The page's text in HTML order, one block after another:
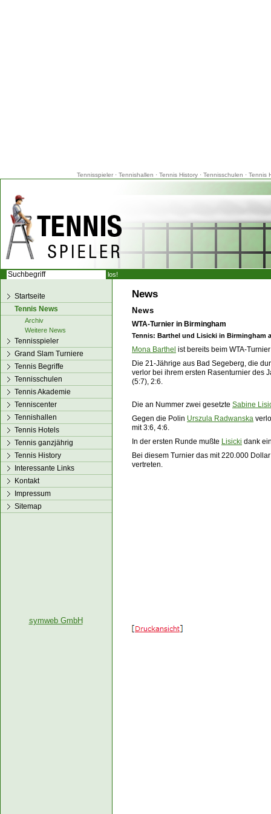
Tennisspieler· Tennishallen · Tennis History· Tennisschulen · Tennis
News
News
WTA-Turnier in Birmingham
Tennis: Barthel und Lisicki in Birmingham
Mona Barthel ist bereits beim WTA-
Die 21-Jährige aus Bad Segeberg, die
verlor bei ihrem ersten Rasenturnier des
(5:7), 2:6.
Die an Nummer zwei gesetzte Sabine
Gegen die Polin Urszula Radwanska
mit 3:6, 4:6.
In der ersten Runde mußte Lisicki dank
Bei diesem Turnier das mit 220.000
vertreten.
Startseite
Tennis News
Archiv
Weitere News
Tennisspieler
Grand Slam Turniere
Tennis Begriffe
Tennisschulen
Tennis Akademie
Tenniscenter
Tennishallen
Tennis Hotels
Tennis ganzjährig
Tennis History
Interessante Links
Kontakt
Impressum
Sitemap
symweb GmbH
los!